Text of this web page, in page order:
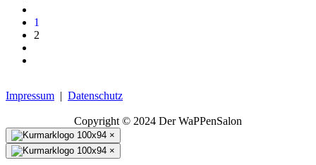
1
2
Impressum | Datenschutz
Copyright © 2024 Der WaPPenSalon
×
×